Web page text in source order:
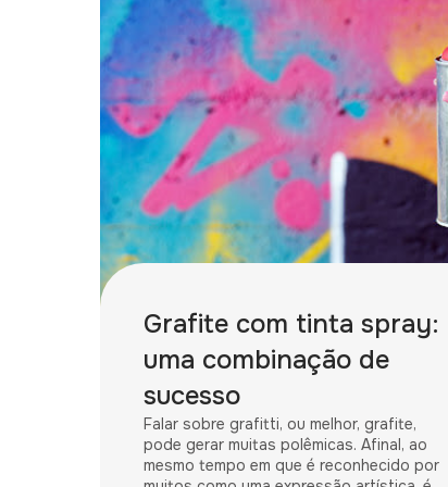
Grafite com tinta spray:
uma combinação de
sucesso
Falar sobre grafitti, ou melhor, grafite,
pode gerar muitas polêmicas. Afinal, ao
mesmo tempo em que é reconhecido por